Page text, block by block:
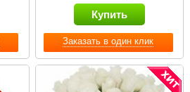
Заказать в один клик
Купить